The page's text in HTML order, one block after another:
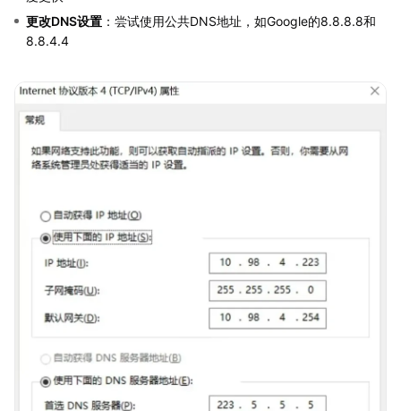
更改DNS设置 ：尝试使用公共DNS地址，如Google的8.8.8.8和
8.8.4.4